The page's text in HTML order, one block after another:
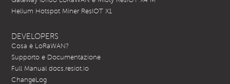
Helium Hotspot Miner ResIOT X1
DEVELOPERS
Cosa è LoRaWAN?
Supporto e Documentazione
Full Manual docs.resiot.io
ChangeLog